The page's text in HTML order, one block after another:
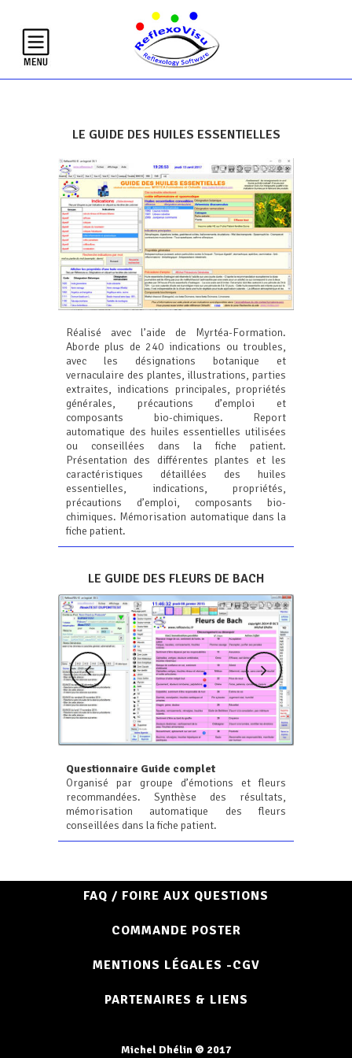
LE GUIDE DES HUILES ESSENTIELLES
Réalisé avec l’aide de Myrtéa-Formation.
Aborde plus de 240 indications ou troubles,
avec les désignations botanique et
vernaculaire des plantes, illustrations, parties
extraites, indications principales, propriétés
générales, précautions d’emploi et
composants bio-chimiques. Report
automatique des huiles essentielles utilisées
ou conseillées dans la fiche patient.
Présentation des différentes plantes et les
caractéristiques détaillées des huiles
essentielles, indications, propriétés,
précautions d’emploi, composants bio-
chimiques. Mémorisation automatique dans la
fiche patient.
LE GUIDE DES FLEURS DE BACH
Questionnaire Guide complet
Organisé par groupe d’émotions et fleurs
recommandées. Synthèse des résultats,
mémorisation automatique des fleurs
conseillées dans la fiche patient.
FAQ / FOIRE AUX QUESTIONS
COMMANDE POSTER
MENTIONS LÉGALES -CGV
PARTENAIRES & LIENS
Michel Dhélin © 2017